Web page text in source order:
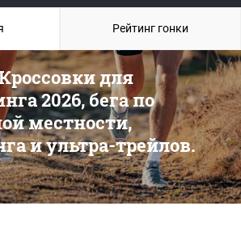
для
2026, бега по
местности,
и ультра-трейлов.
Рейтинг гонки